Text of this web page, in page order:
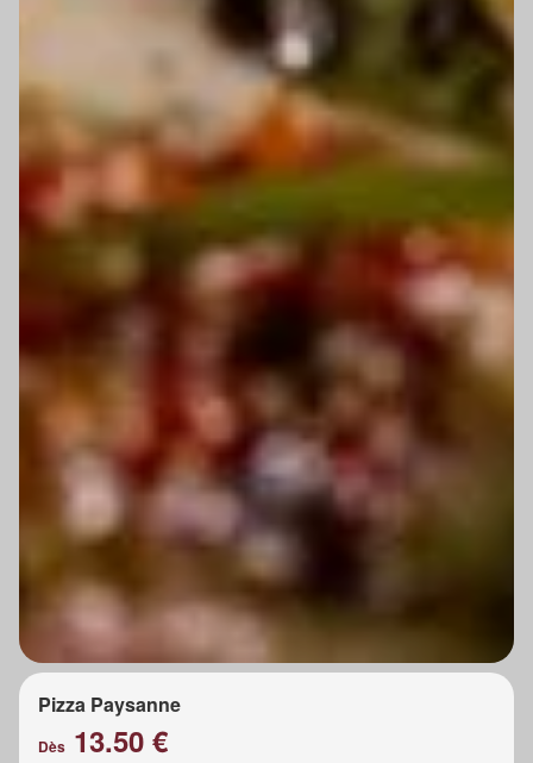
Pizza Paysanne
Dès 13.50 €